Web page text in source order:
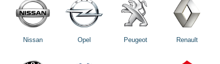
Nissan Opel Peugeot Renault